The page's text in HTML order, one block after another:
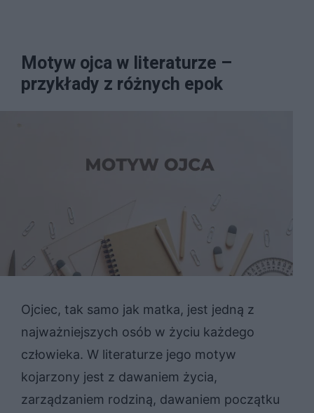
Motyw ojca w literaturze –
przykłady z różnych epok
Ojciec, tak samo jak matka, jest jedną z
najważniejszych osób w życiu każdego
człowieka. W literaturze jego motyw
kojarzony jest z dawaniem życia,
zarządzaniem rodziną, dawaniem początku